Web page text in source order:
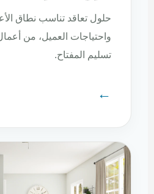
حلول تعاقد تناسب نطاق
واحتياجات العميل، من
تسليم المفتاح.
←